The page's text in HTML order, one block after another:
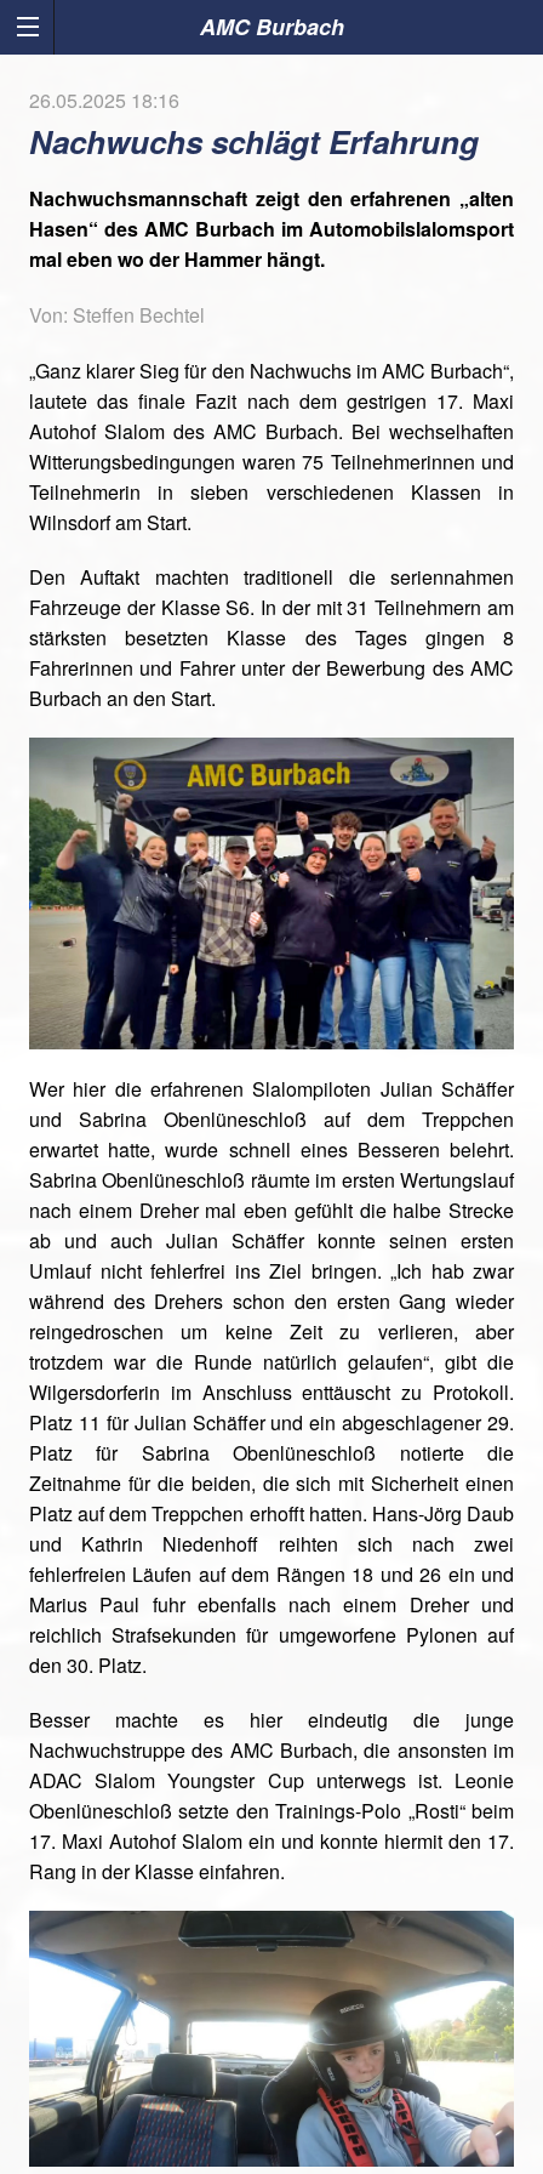
AMC Burbach
26.05.2025 18:16
Nachwuchs schlägt Erfahrung
Nachwuchsmannschaft zeigt den erfahrenen „alten
Hasen“ des AMC Burbach im Automobilslalomsport
mal eben wo der Hammer hängt.
Von: Steffen Bechtel
„Ganz klarer Sieg für den Nachwuchs im AMC Burbach“,
lautete das finale Fazit nach dem gestrigen 17. Maxi
Autohof Slalom des AMC Burbach. Bei wechselhaften
Witterungsbedingungen waren 75 Teilnehmerinnen und
Teilnehmerin in sieben verschiedenen Klassen in
Wilnsdorf am Start.
Den Auftakt machten traditionell die seriennahmen
Fahrzeuge der Klasse S6. In der mit 31 Teilnehmern am
stärksten besetzten Klasse des Tages gingen 8
Fahrerinnen und Fahrer unter der Bewerbung des AMC
Burbach an den Start.
Wer hier die erfahrenen Slalompiloten Julian Schäffer
und Sabrina Obenlüneschloß auf dem Treppchen
erwartet hatte, wurde schnell eines Besseren belehrt.
Sabrina Obenlüneschloß räumte im ersten Wertungslauf
nach einem Dreher mal eben gefühlt die halbe Strecke
ab und auch Julian Schäffer konnte seinen ersten
Umlauf nicht fehlerfrei ins Ziel bringen. „Ich hab zwar
während des Drehers schon den ersten Gang wieder
reingedroschen um keine Zeit zu verlieren, aber
trotzdem war die Runde natürlich gelaufen“, gibt die
Wilgersdorferin im Anschluss enttäuscht zu Protokoll.
Platz 11 für Julian Schäffer und ein abgeschlagener 29.
Platz für Sabrina Obenlüneschloß notierte die
Zeitnahme für die beiden, die sich mit Sicherheit einen
Platz auf dem Treppchen erhofft hatten. Hans-Jörg Daub
und Kathrin Niedenhoff reihten sich nach zwei
fehlerfreien Läufen auf dem Rängen 18 und 26 ein und
Marius Paul fuhr ebenfalls nach einem Dreher und
reichlich Strafsekunden für umgeworfene Pylonen auf
den 30. Platz.
Besser machte es hier eindeutig die junge
Nachwuchstruppe des AMC Burbach, die ansonsten im
ADAC Slalom Youngster Cup unterwegs ist. Leonie
Obenlüneschloß setzte den Trainings-Polo „Rosti“ beim
17. Maxi Autohof Slalom ein und konnte hiermit den 17.
Rang in der Klasse einfahren.